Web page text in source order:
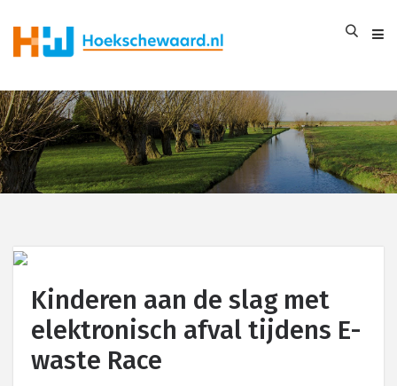
Kinderen aan de slag met
elektronisch afval tijdens E-
waste Race